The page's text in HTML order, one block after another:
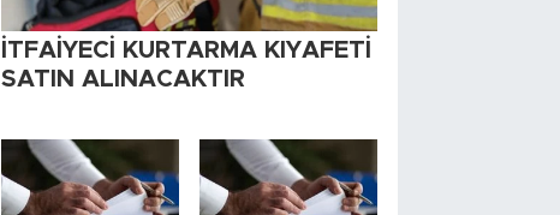
İTFAİYECİ KURTARMA KIYAFETİ
SATIN ALINACAKTIR